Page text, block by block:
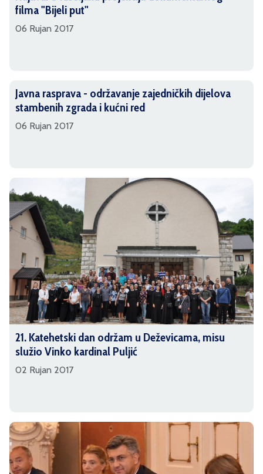
filma "Bijeli put"
06 Rujan 2017
Javna rasprava - održavanje zajedničkih dijelova
stambenih zgrada i kućni red
06 Rujan 2017
21. Katehetski dan održam u Deževicama, misu
služio Vinko kardinal Puljić
02 Rujan 2017